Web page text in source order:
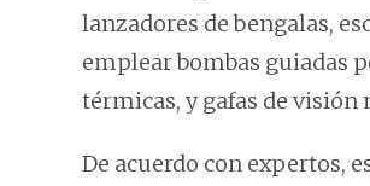
lanzadores de bengalas,
emplear bombas guiadas
térmicas, y gafas de visión
De acuerdo con expertos,